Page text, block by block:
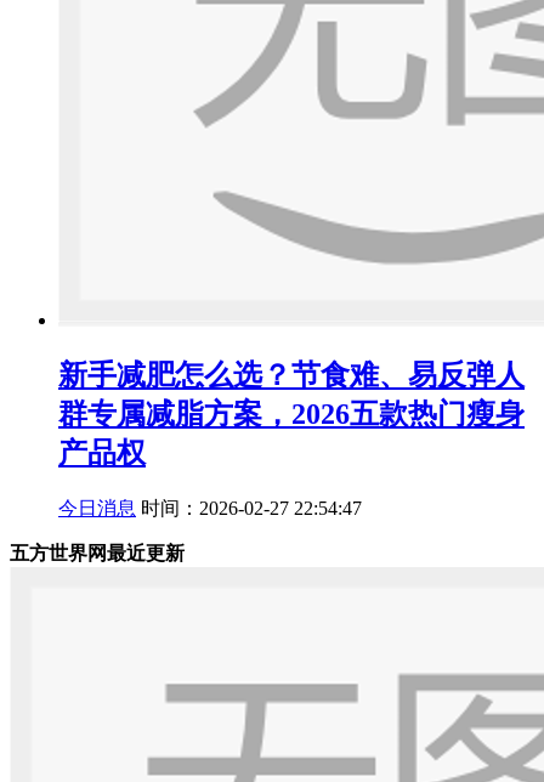
新手减肥怎么选？节食难、易反弹人
群专属减脂方案，2026五款热门瘦身
产品权
今日消息 时间：2026-02-27 22:54:47
五方世界网最近更新